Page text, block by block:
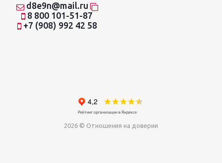
d8e9n@mail.ru
8 800 101-51-87
+7 (908) 992 42 58
2026 © Отношения на доверии